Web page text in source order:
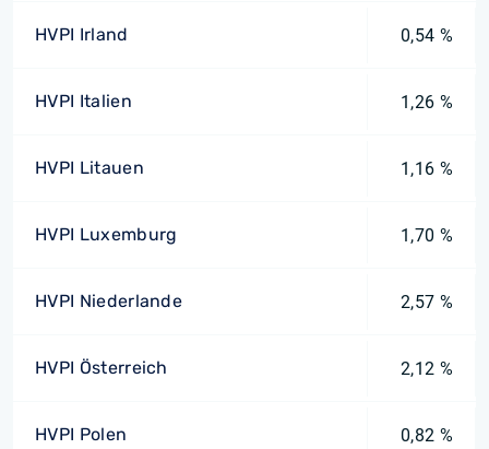
HVPI Irland 0,54 %
HVPI Italien 1,26 %
HVPI Litauen 1,16 %
HVPI Luxemburg 1,70 %
HVPI Niederlande 2,57 %
HVPI Österreich 2,12 %
HVPI Polen 0,82 %